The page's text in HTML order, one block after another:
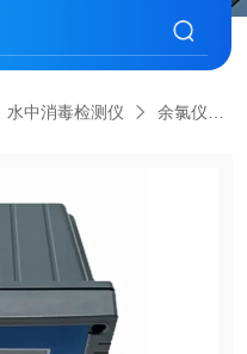
水中消毒检测仪 余氯仪